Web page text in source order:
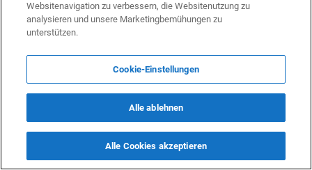
Im Januar 2024 kündigte die Europäische Union eine
Investition von 10 Milliarden Euro zur Verbesserung der
transkaspischen internationalen Transportroute an. Diese
Initiative, die auf dem Global Gateway Investors Forum in
Websitenavigation zu verbessern, die Websitenutzung zu
analysieren und unsere Marketingbemühungen zu
unterstützen.
Cookie-Einstellungen
Alle ablehnen
Alle Cookies akzeptieren